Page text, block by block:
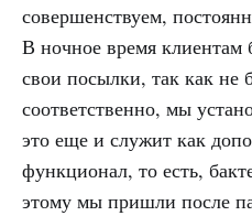
совершенствуем,
В ночное время клиентам
свои посылки, так как не
соответственно, мы
это еще и служит как
функционал, то есть,
этому мы пришли после